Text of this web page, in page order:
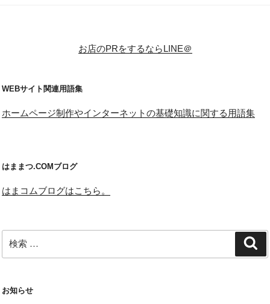
お店のPRをするならLINE＠
WEBサイト関連用語集
ホームページ制作やインターネットの基礎知識に関する用語集
はままつ.COMブログ
はまコムブログはこちら。
検
索:
お知らせ